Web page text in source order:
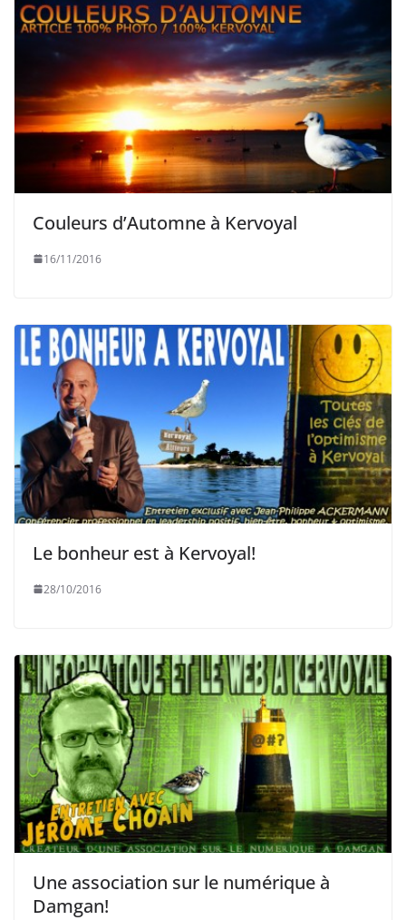
Couleurs d’Automne à Kervoyal
16/11/2016
Le bonheur est à Kervoyal!
28/10/2016
Une association sur le numérique à
Damgan!